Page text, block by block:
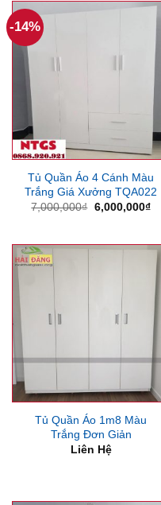
-14%
Tủ Quần Áo 4 Cánh Màu
Trắng Giá Xưởng TQA022
7,000,000₫ Giá
6,000,000₫Giá
Tủ Quần Áo 1m8 Màu
Trắng Đơn Giản
Liên Hệ